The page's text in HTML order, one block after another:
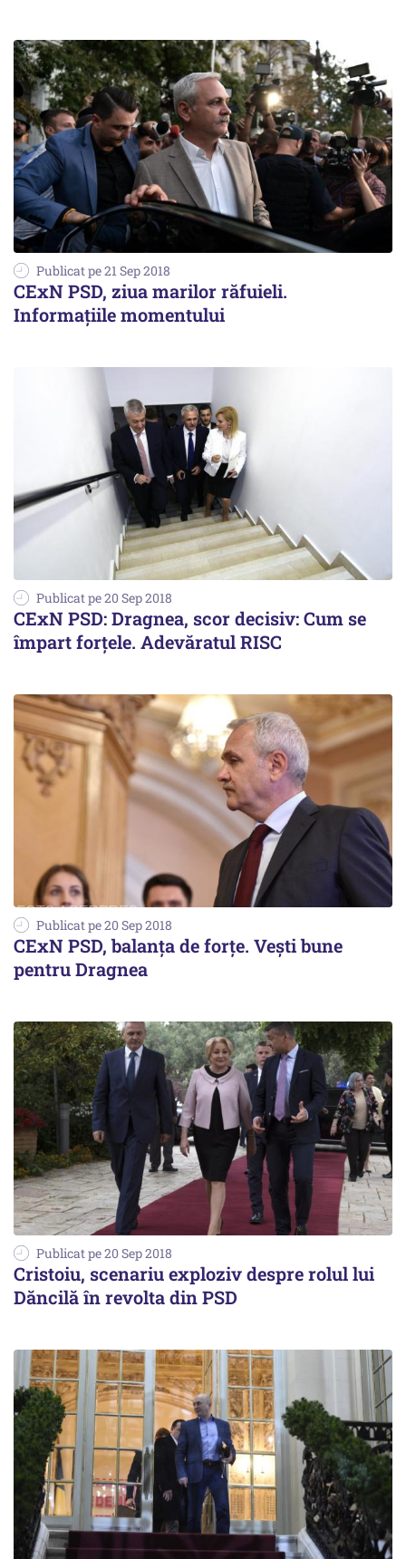
Publicat pe 21 Sep 2018
CExN PSD, ziua marilor răfuieli.
Informațiile momentului
Publicat pe 20 Sep 2018
CExN PSD: Dragnea, scor decisiv: Cum se
împart forțele. Adevăratul RISC
Publicat pe 20 Sep 2018
CExN PSD, balanța de forțe. Vești bune
pentru Dragnea
Publicat pe 20 Sep 2018
Cristoiu, scenariu exploziv despre rolul lui
Dăncilă în revolta din PSD